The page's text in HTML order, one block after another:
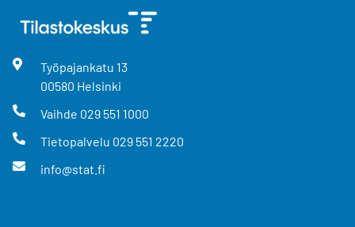
Työpajankatu 13
00580 Helsinki
Vaihde 029 551 1000
Tietopalvelu 029 551 2220
info@stat.fi